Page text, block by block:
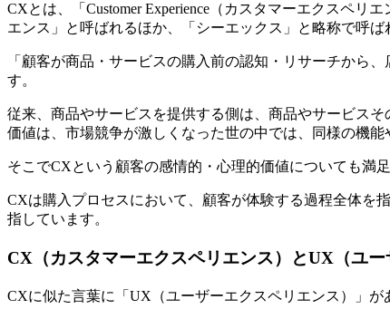
CXとは、「Customer Experience（カスタマーエクスペ
エンス」と呼ばれるほか、「シーエックス」と略称で呼ば
「顧客が商品・サービスの購入前の認知・リサーチから
す。
従来、商品やサービスを提供する側は、商品やサービス
価値は、市場競争が激しくなった世の中では、同様の機
そこでCXという顧客の感情的・心理的価値についても満
CXは購入プロセスにおいて、顧客が体験する過程全体を
指しています。
CX（カスタマーエクスペリエンス）とUX（ユ
CXに似た言葉に「UX（ユーザーエクスペリエンス）」